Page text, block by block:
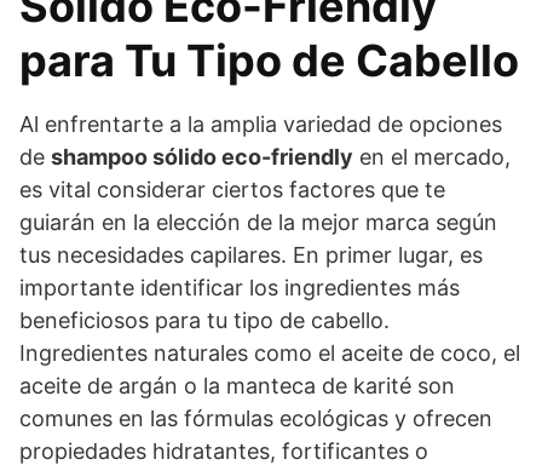
para Tu Tipo de Cabello
Al enfrentarte a la amplia variedad de opciones
de shampoo sólido eco-friendly en el mercado,
es vital considerar ciertos factores que te
guiarán en la elección de la mejor marca según
tus necesidades capilares. En primer lugar, es
importante identificar los ingredientes más
beneficiosos para tu tipo de cabello.
Ingredientes naturales como el aceite de coco, el
aceite de argán o la manteca de karité son
comunes en las fórmulas ecológicas y ofrecen
propiedades hidratantes, fortificantes o